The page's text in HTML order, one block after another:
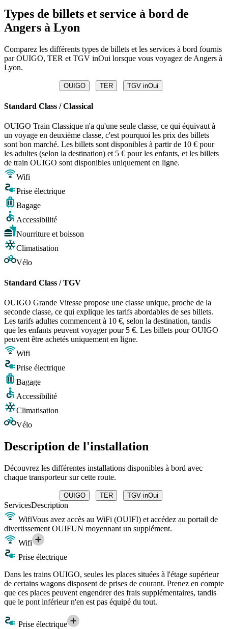
Types de billets et service à bord de
Angers à Lyon
Comparez les différents types de billets et les services à bord fournis
par OUIGO, TER et TGV inOui lorsque vous voyagez de Angers à
Lyon.
OUIGO TER TGV inOui
Standard Class / Classical
OUIGO Train Classique n'a qu'une seule classe, ce qui équivaut à
un voyage en deuxième classe, c'est pourquoi les prix des billets
sont bon marché. Les billets sont disponibles à partir de 10 € pour
les adultes (selon la destination) et 5 € pour les enfants, et les billets
de train OUIGO sont disponibles uniquement en ligne.
Wifi
Prise électrique
Bagage
Accessibilité
Nourriture et boisson
Climatisation
Vélo
Standard Class / TGV
OUIGO Grande Vitesse propose une classe unique, proche de la
seconde classe, ce qui explique les tarifs abordables de ses billets.
Les tarifs adultes commencent à 10 €, selon la destination, tandis
que les enfants peuvent voyager pour 5 €. Les billets pour OUIGO
peuvent être achetés uniquement en ligne.
Wifi
Prise électrique
Bagage
Accessibilité
Climatisation
Vélo
Description de l'installation
Découvrez les différentes installations disponibles à bord avec
chaque transporteur sur cette route.
OUIGO TER TGV inOui
ServicesDescription
WifiVous avez accès au WiFi (OUIFI) et accédez au portail de
divertissement OUIFUN moyennant un supplément.
Wifi
Prise électrique
Dans les trains OUIGO, seules les places situées à l'étage supérieur
de certains wagons disposent de prises de courant. Prenez en compte
que ces places peuvent engendrer des frais supplémentaires, tandis
que le pont inférieur n'en est pas équipé du tout.
Prise électrique